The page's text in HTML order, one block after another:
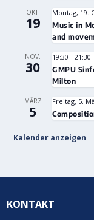
OKT.
19
Montag, 19.
Music in
and
NOV.
30
19:30 -21:30
GMPU
Milton
MÄRZ
5
Freitag, 5.
Kalender anzeigen
KONTAKT